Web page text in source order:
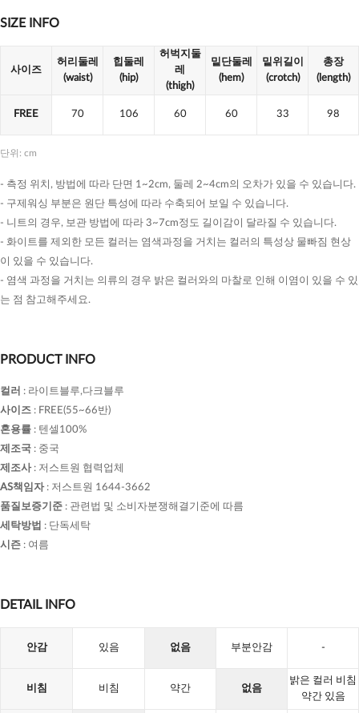
SIZE INFO
사이즈
허리둘레
(waist)
힙둘레
(hip)
허벅지둘
레
(thigh)
밑단둘레
(hem)
밑위길이
(crotch)
총장
(length)
FREE 70 106 60 60 33 98
단위: cm
- 측정 위치, 방법에 따라 단면 1~2cm, 둘레 2~4cm의 오차가 있을 수 있습니다.
- 구제워싱 부분은 원단 특성에 따라 수축되어 보일 수 있습니다.
- 니트의 경우, 보관 방법에 따라 3~7cm정도 길이감이 달라질 수 있습니다.
- 화이트를 제외한 모든 컬러는 염색과정을 거치는 컬러의 특성상 물빠짐 현상
이 있을 수 있습니다.
- 염색 과정을 거치는 의류의 경우 밝은 컬러와의 마찰로 인해 이염이 있을 수 있
는 점 참고해주세요.
PRODUCT INFO
컬러 : 라이트블루,다크블루
사이즈 : FREE(55~66반)
혼용률 : 텐셀100%
제조국 : 중국
제조사: 저스트원 협력업체
AS책임자: 저스트원 1644-3662
품질보증기준 : 관련법 및 소비자분쟁해결기준에 따름
세탁방법 : 단독세탁
시즌 : 여름
DETAIL INFO
안감 있음 없음 부분안감 -
비침 비침 약간 없음
밝은 컬러 비침
약간 있음